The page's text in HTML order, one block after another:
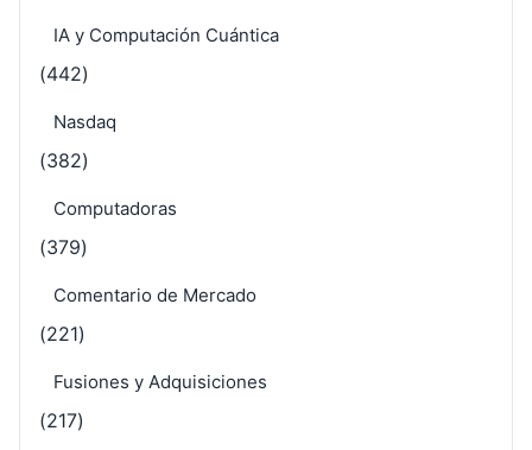
IA y Computación Cuántica
(442)
Nasdaq
(382)
Computadoras
(379)
Comentario de Mercado
(221)
Fusiones y Adquisiciones
(217)